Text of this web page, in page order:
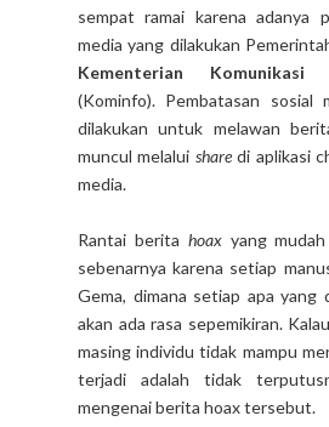
sempat ramai karena adanya
media yang dilakukan
Kementerian
(Kominfo). Pembatasan sosial
dilakukan untuk melawan
muncul melalui sharedi aplikasi
media.
Rantai berita hoaxyang mudah
sebenarnya karena setiap
Gema, dimana setiap apa yang
akan ada rasa sepemikiran.
masing individu tidak mampu
terjadi adalah tidak
mengenai berita hoax tersebut.